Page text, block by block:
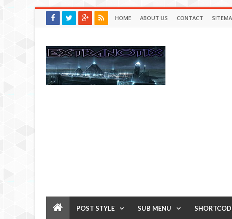
HOME ABOUT US CONTACT
POST STYLE SUB MENU